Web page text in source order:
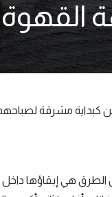
مشرقة
هي إبقاؤها داخل